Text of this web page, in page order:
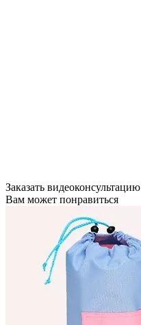
Заказать видеоконсультацию
Вам может понравиться